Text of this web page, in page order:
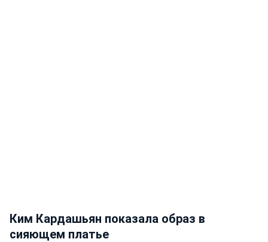
Ким Кардашьян показала образ в
сияющем платье